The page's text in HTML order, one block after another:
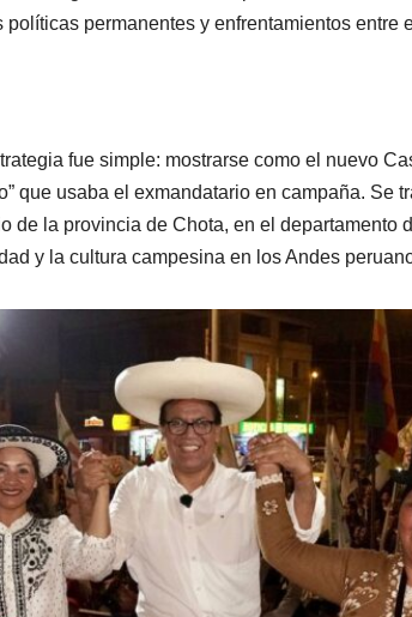
políticas permanentes y enfrentamientos entre
fue simple: mostrarse como el nuevo
que usaba el exmandatario en campaña. Se
de la provincia de Chota, en el departamento
y la cultura campesina en los Andes